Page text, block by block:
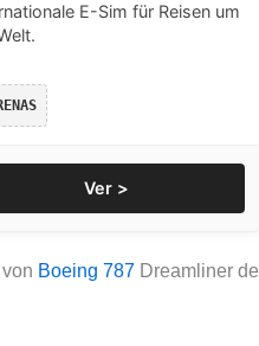
E-Sim für Reisen um
Ver >
Boeing 787 Dreamliner de